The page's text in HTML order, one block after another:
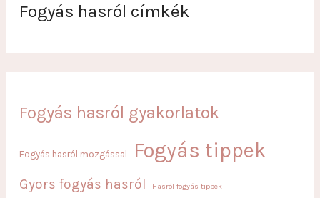
Fogyás hasról címkék
Fogyás hasról gyakorlatok
Fogyás hasról mozgással Fogyás tippek
Gyors fogyás hasról Hasról fogyás tippek